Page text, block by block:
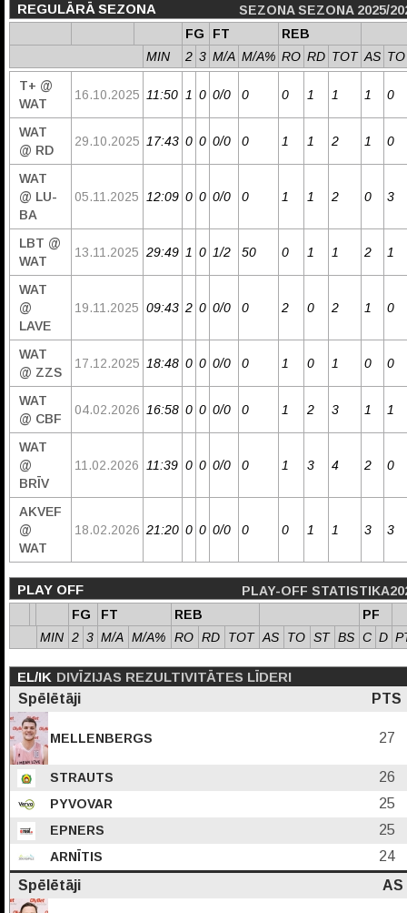
REGULĀRĀ SEZONA
SEZONA SEZONA 2025/
FG
FT
REB
MIN
2 3 M/A M/A% RO RD TOT AS TO
T+ @
WAT
16.10.2025 11:50 1 0 0/0 0 0 1 1 1 0
WAT
@ RD
29.10.2025 17:43 0 0 0/0 0 1 1 2 1 0
WAT
@ LU-
BA
05.11.2025 12:09 0 0 0/0 0 1 1 2 0 3
LBT @
WAT
13.11.2025 29:49 1 0 1/2 50 0 1 1 2 1
WAT
@
LAVE
19.11.2025 09:43 2 0 0/0 0 2 0 2 1 0
WAT
@ ZZS
17.12.2025 18:48 0 0 0/0 0 1 0 1 0 0
WAT
@ CBF
04.02.2026 16:58 0 0 0/0 0 1 2 3 1 1
WAT
@
BRĪV
11.02.2026 11:39 0 0 0/0 0 1 3 4 2 0
AKVEF
@
WAT
18.02.2026 21:20 0 0 0/0 0 0 1 1 3 3
PLAY OFF
PLAY-OFF
FG
FT REB
PF
MIN 2 3 M/A M/A% RO RD TOT AS TO ST BS C D
EL/IK DIVĪZIJAS REZULTIVITĀTES LĪDERI
Spēlētāji
PTS
MELLENBERGS 27
STRAUTS 26
PYVOVAR 25
EPNERS 25
ARNĪTIS
24
Spēlētāji
AS